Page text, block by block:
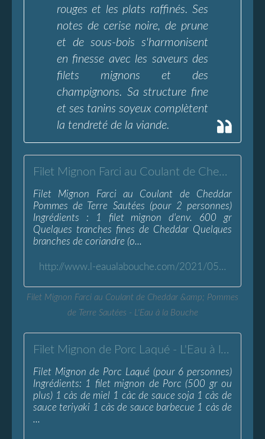
rouges et les plats raffinés. Ses
notes de cerise noire, de prune
et de sous-bois s'harmonisent
en finesse avec les saveurs des
filets mignons et des
champignons. Sa structure fine
et ses tanins soyeux complètent
la tendreté de la viande.
Filet Mignon Farci au Coulant de Cheddar &amp; Pommes de Terre Sautées - L'Eau à la Bouche
Filet Mignon Farci au Coulant de Cheddar
Pommes de Terre Sautées (pour 2 personnes)
Ingrédients : 1 filet mignon d'env. 600 gr
Quelques tranches fines de Cheddar Quelques
branches de coriandre (o...
http://www.l-eaualabouche.com/2021/05/filet-mignon-farci-au-coulant-de-cheddar-pommes-de-terre-sautees.html
Filet Mignon Farci au Coulant de Cheddar &amp; Pommes
de Terre Sautées - L'Eau à la Bouche
Filet Mignon de Porc Laqué - L'Eau à la Bouche
Filet Mignon de Porc Laqué (pour 6 personnes)
Ingrédients: 1 filet mignon de Porc (500 gr ou
plus) 1 càs de miel 1 càc de sauce soja 1 càs de
sauce teriyaki 1 càs de sauce barbecue 1 càs de
...